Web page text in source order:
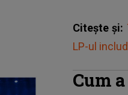
Citește și:
LP-ul
Cum